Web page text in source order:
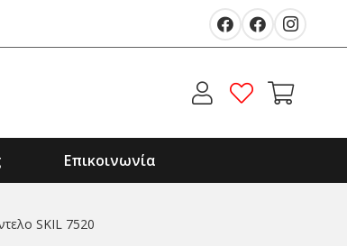
Επικοινωνία
SKIL 7520